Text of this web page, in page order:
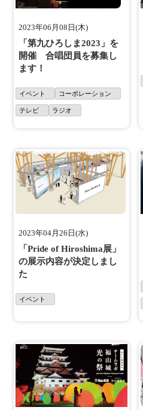
2023年06月08日(木)
「第九ひろしま2023」を
開催 合唱団員を募集し
ます！
イベント コーポレーション
テレビ ラジオ
2023年04月26日(水)
「Pride of Hiroshima展」
の展示内容が決定しまし
た
イベント